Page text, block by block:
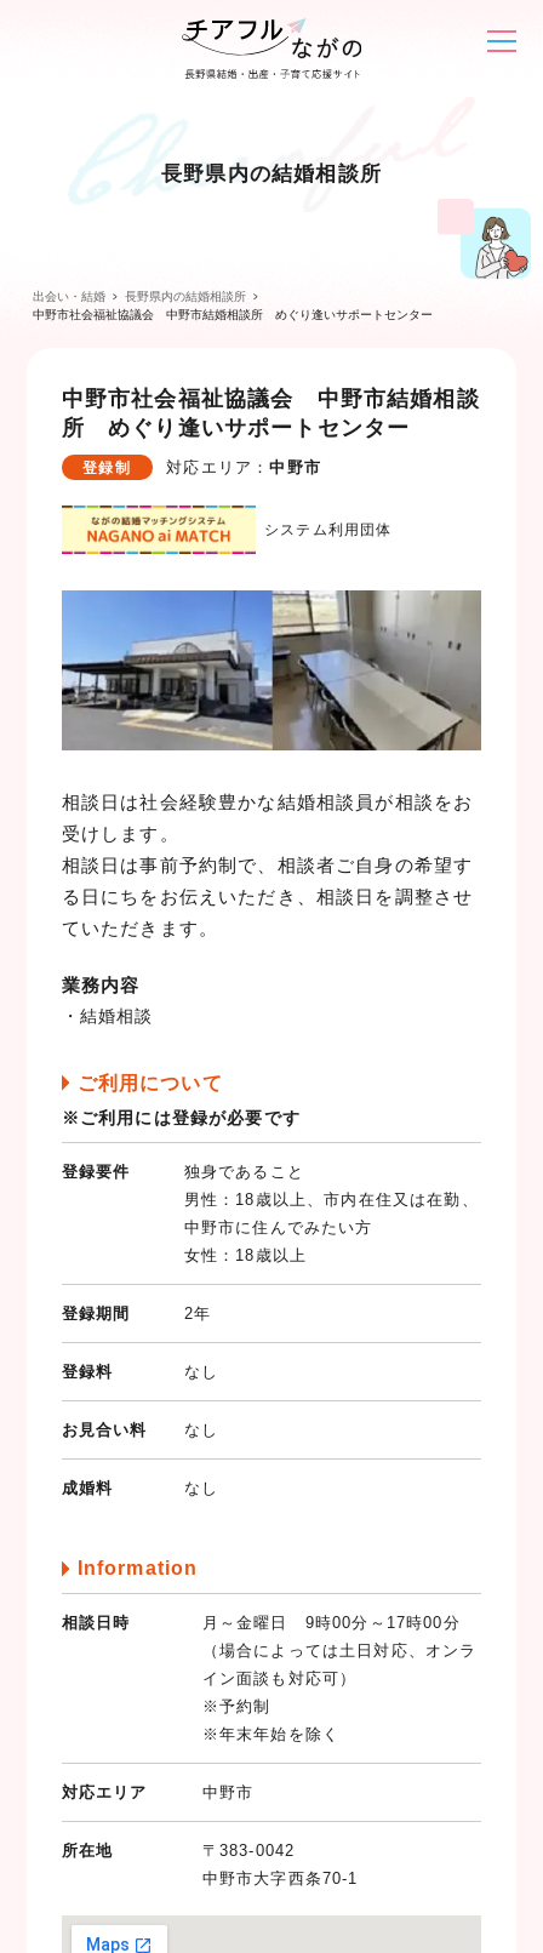
長野県内の結婚相談所
出会い・結婚
長野県内の結婚相談所
中野市社会福祉協議会 中野市結婚相談所 めぐり逢いサポートセンター
中野市社会福祉協議会 中野市結婚相談
所 めぐり逢いサポートセンター
登録制 対応エリア：中野市
システム利用団体
相談日は社会経験豊かな結婚相談員が相談をお
受けします。
相談日は事前予約制で、相談者ご自身の希望す
る日にちをお伝えいただき、相談日を調整させ
ていただきます。
業務内容
・結婚相談
ご利用について
※ご利用には登録が必要です
登録要件
独身であること
男性：18歳以上、市内在住又は在勤、
中野市に住んでみたい方
女性：18歳以上
登録期間 2年
登録料 なし
お見合い料 なし
成婚料 なし
Information
相談日時
月～金曜日 9時00分～17時00分
（場合によっては土日対応、オンラ
イン面談も対応可）
※予約制
※年末年始を除く
対応エリア 中野市
所在地
〒383-0042
中野市大字西条70-1